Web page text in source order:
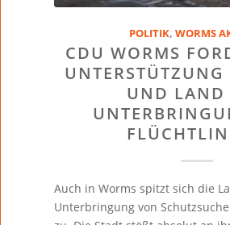
POLITIK,WORMS
CDU WORMS
UND LAND
Auch in Worms spitzt sich die
Unterbringung von